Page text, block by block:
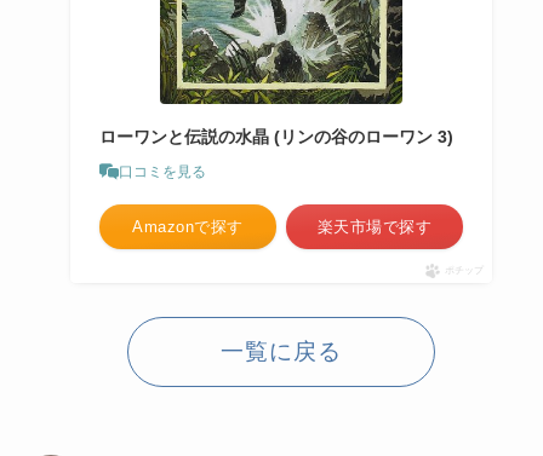
ローワンと伝説の水晶 (リンの谷のローワン 3)
口コミを見る
Amazonで探す 楽天市場で探す
ポチップ
一覧に戻る